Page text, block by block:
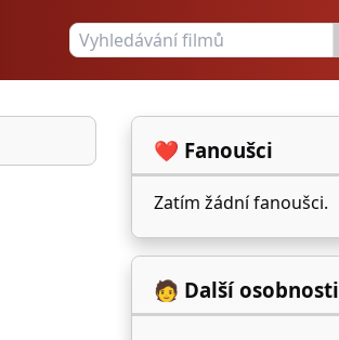
❤️ Fanoušci
Zatím žádní fanoušci.
🧑 Další osobnosti